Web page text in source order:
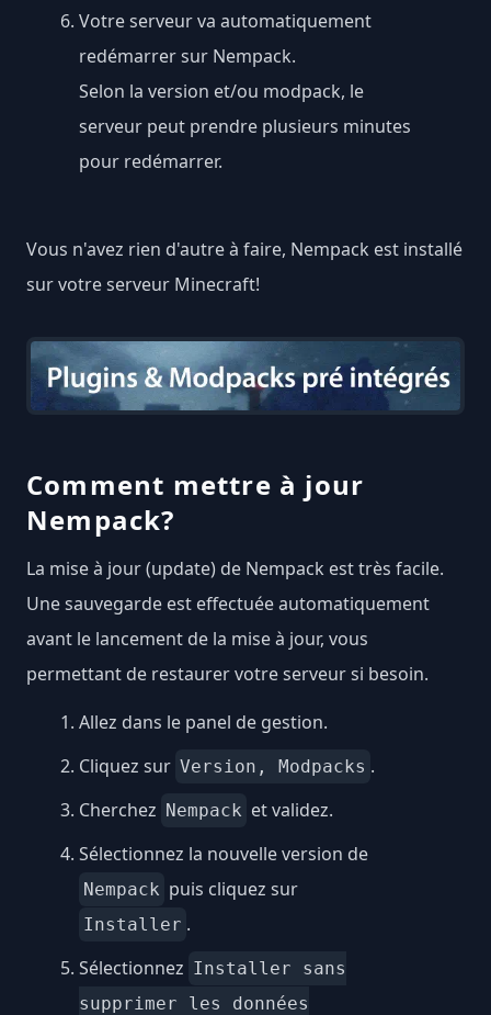
Votre serveur va automatiquement
redémarrer sur Nempack.
Selon la version et/ou modpack, le
serveur peut prendre plusieurs minutes
pour redémarrer.
Vous n'avez rien d'autre à faire, Nempack est installé
sur votre serveur Minecraft!
Comment mettre à jour
Nempack?
La mise à jour (update) de Nempack est très facile.
Une sauvegarde est effectuée automatiquement
avant le lancement de la mise à jour, vous
permettant de restaurer votre serveur si besoin.
Allez dans le panel de gestion.
Cliquez sur Version, Modpacks .
Cherchez Nempack et validez.
Sélectionnez la nouvelle version de
Nempack puis cliquez sur
Installer .
Sélectionnez Installer sans
supprimer les données